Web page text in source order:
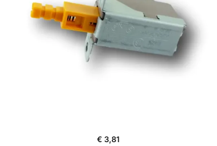
€ 3,81